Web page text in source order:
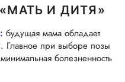
И ДИТЯ»
: будущая мама обладает
Главное при выборе позы
болезненность